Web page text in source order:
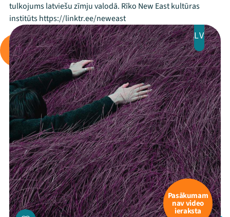
tulkojums latviešu zīmju valodā. Rīko New East kultūras
institūts https://linktr.ee/neweast
LV
Pasākumam
nav video
ieraksta